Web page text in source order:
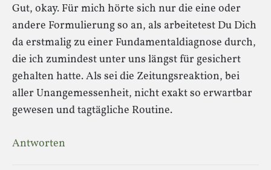
Gut, okay. Für mich hörte sich nur die eine oder
andere Formulierung so an, als arbeitetest Du Dich
da erstmalig zu einer Fundamentaldiagnose durch,
die ich zumindest unter uns längst für gesichert
gehalten hatte. Als sei die Zeitungsreaktion, bei
aller Unangemessenheit, nicht exakt so erwartbar
gewesen und tagtägliche Routine.
Antworten